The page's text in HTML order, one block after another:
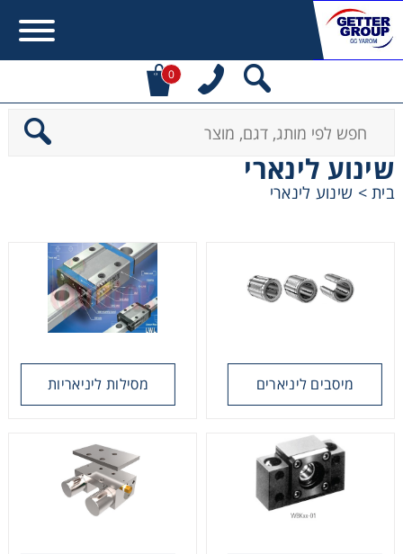
0
שינוע לינארי
בית> שינוע לינארי
מיסבים ליניארים מסילות ליניאריות
Error: Contact form not found.
מעונין לקבל הצעת מחיר או מידע עבור:
מנועי חשמל וממסרות
שרשראות, גלגלי שרשרת וגלגלי שיניים
רצועות וי, רצועות תזמון וגלגלים
שינוע ליניארי